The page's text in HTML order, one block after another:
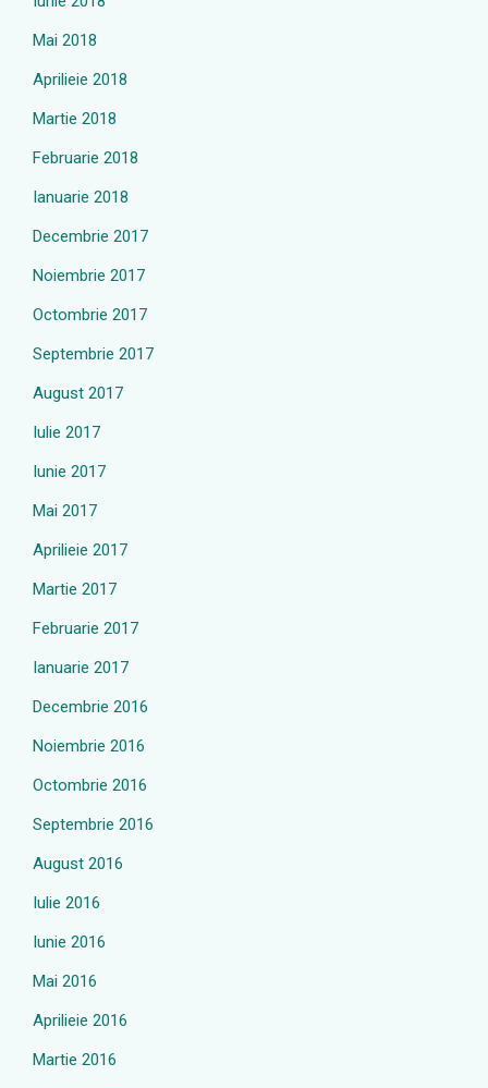
Mai 2018
Aprilieie 2018
Martie 2018
Februarie 2018
Ianuarie 2018
Decembrie 2017
Noiembrie 2017
Octombrie 2017
Septembrie 2017
August 2017
Iulie 2017
Iunie 2017
Mai 2017
Aprilieie 2017
Martie 2017
Februarie 2017
Ianuarie 2017
Decembrie 2016
Noiembrie 2016
Octombrie 2016
Septembrie 2016
August 2016
Iulie 2016
Iunie 2016
Mai 2016
Aprilieie 2016
Martie 2016